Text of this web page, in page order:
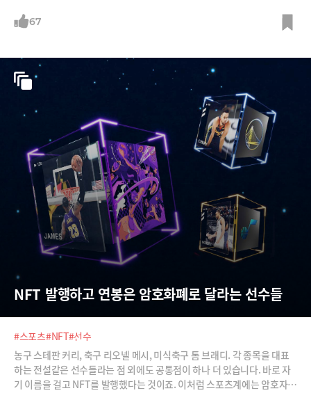
를 NBA에 몰입하게 한 것일까요?
67
NFT 발행하고 연봉은 암호화폐로 달라는 선수들
#스포츠#NFT#선수
농구 스테판 커리, 축구 리오넬 메시, 미식축구 톰 브래디. 각 종목을 대표
하는 전설같은 선수들라는 점 외에도 공통점이 하나 더 있습니다. 바로 자
기 이름을 걸고 NFT를 발행했다는 것이죠. 이처럼 스포츠계에는 암호자산